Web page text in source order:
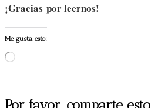
¡Gracias por leernos!
Me gusta esto:
Cargando...